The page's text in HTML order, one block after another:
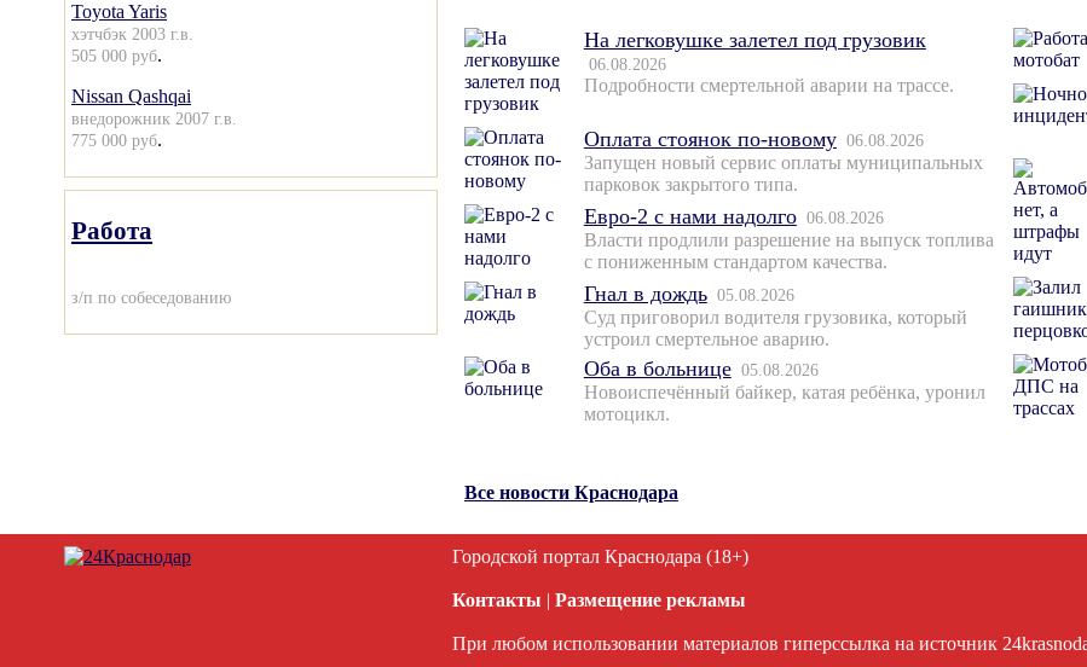
Toyota Yaris
хэтчбэк 2003 г.в.
505 000 руб.
Nissan Qashqai
внедорожник 2007 г.в.
775 000 руб.
Работа
з/п по собеседованию
На легковушке залетел под грузовик
06.08.2026
Подробности смертельной аварии на трассе.
Оплата стоянок по-новому 06.08.2026
Запущен новый сервис оплаты муниципальных
парковок закрытого типа.
Евро-2 с нами надолго 06.08.2026
Власти продлили разрешение на выпуск топлива
с пониженным стандартом качества.
Гнал в дождь 05.08.2026
Суд приговорил водителя грузовика, который
устроил смертельное аварию.
Оба в больнице 05.08.2026
Новоиспечённый байкер, катая ребёнка, уронил
мотоцикл.
Все новости Краснодара
Городской портал Краснодара (18+)
Контакты | Размещение рекламы
При любом использовании материалов гиперссылка на источник